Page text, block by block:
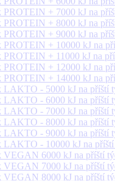
PROTEIN + 7000 kJ na
PROTEIN + 8000 kJ na
PROTEIN + 9000 kJ na
PROTEIN + 10000 kJ na
PROTEIN + 11000 kJ na
PROTEIN + 12000 kJ na
PROTEIN + 14000 kJ na
LAKTO - 5000 kJ na příští
LAKTO - 6000 kJ na příští
LAKTO - 7000 kJ na příští
LAKTO - 8000 kJ na příští
LAKTO - 9000 kJ na příští
LAKTO - 10000 kJ na příští
VEGAN 6000 kJ na příští
VEGAN 7000 kJ na příští
VEGAN 8000 kJ na příští